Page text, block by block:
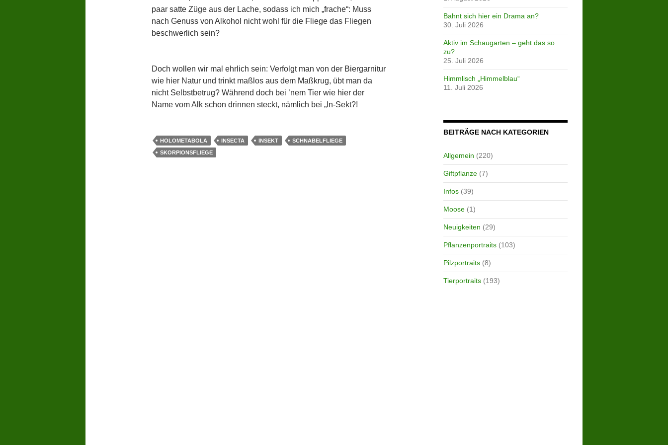
paar satte Züge aus der Lache, sodass ich mich „frache“: Muss
nach Genuss von Alkohol nicht wohl für die Fliege das Fliegen
beschwerlich sein?
Doch wollen wir mal ehrlich sein: Verfolgt man von der Biergarnitur
wie hier Natur und trinkt maßlos aus dem Maßkrug, übt man da
nicht Selbstbetrug? Während doch bei ’nem Tier wie hier der
Name vom Alk schon drinnen steckt, nämlich bei „In-Sekt?!
HOLOMETABOLA INSECTA INSEKT
SCHNABELFLIEGE
SKORPIONSFLIEGE
Bahnt sich hier ein Drama an?
30. Juli 2026
Aktiv im Schaugarten – geht das so
zu?
25. Juli 2026
Himmlisch „Himmelblau“
11. Juli 2026
BEITRÄGE NACH KATEGORIEN
Allgemein (220)
Giftpflanze(7)
Infos(39)
Moose(1)
Neuigkeiten (29)
Pflanzenportraits(103)
Pilzportraits(8)
Tierportraits(193)